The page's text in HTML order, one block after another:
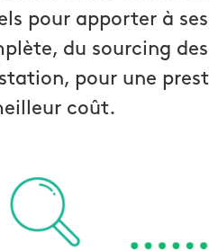
pour apporter à
du sourcing
pour une
coût.